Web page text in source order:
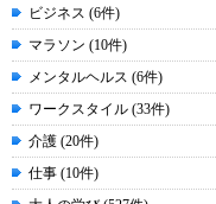
ビジネス (6件)
マラソン (10件)
メンタルヘルス (6件)
ワークスタイル (33件)
介護 (20件)
仕事 (10件)